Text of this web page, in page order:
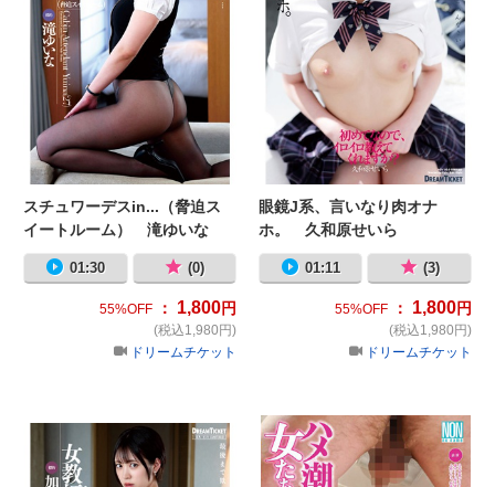
スチュワーデスin...（脅迫ス
イートルーム） 滝ゆいな
01:30 (0)
55%OFF ： 1,800円
(税込1,980円)
ドリームチケット
眼鏡J系、言いなり肉オナ
ホ。 久和原せいら
01:11 (3)
55%OFF： 1,800円
(税込1,980円)
ドリームチケット
女教師in...（脅迫スイートルーム）